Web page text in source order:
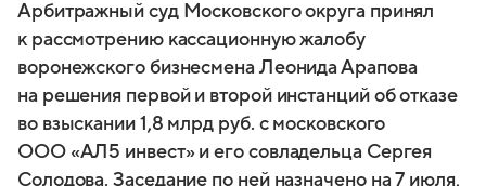
Арбитражный суд Московского округа принял
к рассмотрению кассационную жалобу
воронежского бизнесмена Леонида Арапова
на решения первой и второй инстанций об отказе
во взыскании 1,8 млрд руб. с московского
ООО «АЛ5 инвест» и его совладельца Сергея
Солодова. Заседание по ней назначено на 7 июля,